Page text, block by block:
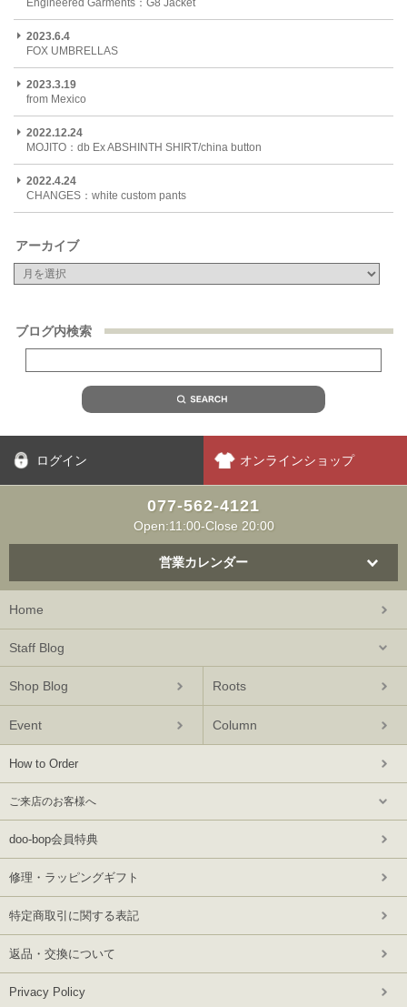
Engineered Garments：G8 Jacket
2023.6.4
FOX UMBRELLAS
2023.3.19
from Mexico
2022.12.24
MOJITO：db Ex ABSHINTH SHIRT/china button
2022.4.24
CHANGES：white custom pants
アーカイブ
ブログ内検索
ログイン オンラインショップ
077-562-4121
Open:11:00-Close 20:00
営業カレンダー
Home
Staff Blog
Shop Blog Roots
Event Column
How to Order
ご来店のお客様へ
doo-bop会員特典
修理・ラッピングギフト
特定商取引に関する表記
返品・交換について
Privacy Policy